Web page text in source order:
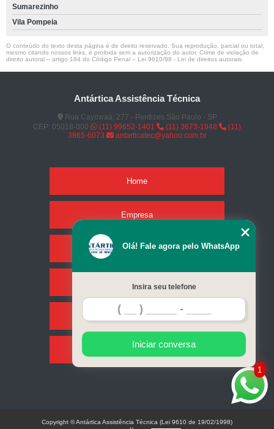
Sumarezinho
Vila Pompeia
O conteúdo do texto desta página é de direito reservado. Sua reprodução, parcial ou total,
mesmo citando nossos links, é proibida sem a autorização do autor. Crime de violação de
direito autoral – artigo 184 do Código Penal – Lei 9610/98 - Lei de direitos autorais
Antártica Assistência Técnica
Rua Cayowaá, 277 - Perdizes São Paulo - SP
CEP: 05018-000
(11) 99652-1401 (11) 3673-1948
(11)
3865-6073
antarticatec@yahoo.com.br
Home
Empresa
Missão
Serviços
Contato
Mapa do site
1
Olá! Fale agora pelo WhatsApp
Insira seu telefone
Iniciar conversa
Copyright © Antártica Assistência Técnica (Lei 9610 de 19/02/1998)